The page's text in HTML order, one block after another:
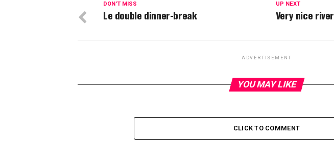
UP NEXT
Very nice river
DON'T MISS
Le double dinner-break
ADVERTISEMENT
YOU MAY LIKE
CLICK TO COMMENT